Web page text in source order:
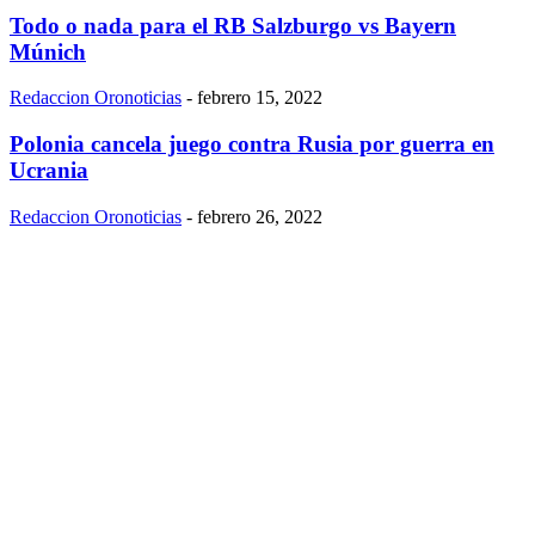
Todo o nada para el RB Salzburgo vs Bayern
Múnich
Redaccion Oronoticias - febrero 15, 2022
Polonia cancela juego contra Rusia por guerra en
Ucrania
Redaccion Oronoticias - febrero 26, 2022